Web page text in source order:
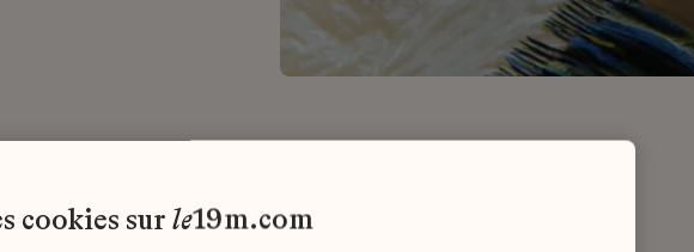
CDI
cookies sur le19m.com